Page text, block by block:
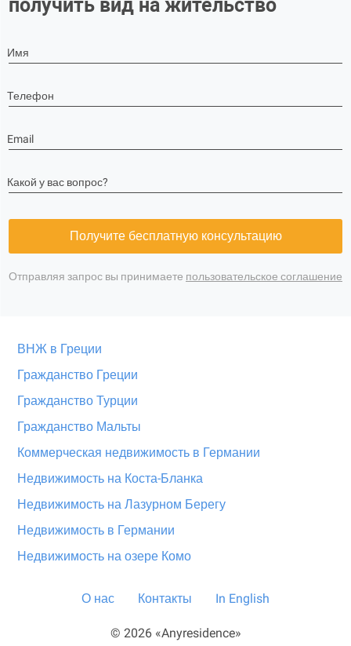
получить вид на жительство
Имя
Телефон
Email
Какой у вас вопрос?
Получите бесплатную консультацию
Отправляя запрос вы принимаете пользовательское соглашение
ВНЖ в Греции
Гражданство Греции
Гражданство Турции
Гражданство Мальты
Коммерческая недвижимость в Германии
Недвижимость на Коста-Бланка
Недвижимость на Лазурном Берегу
Недвижимость в Германии
Недвижимость на озере Комо
О нас Контакты In English
© 2026 «Anyresidence»